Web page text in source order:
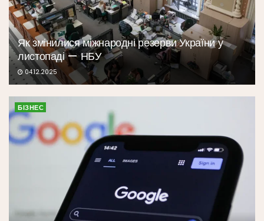
Як змінилися міжнародні резерви України у
листопаді — НБУ
04.12.2025
БІЗНЕС